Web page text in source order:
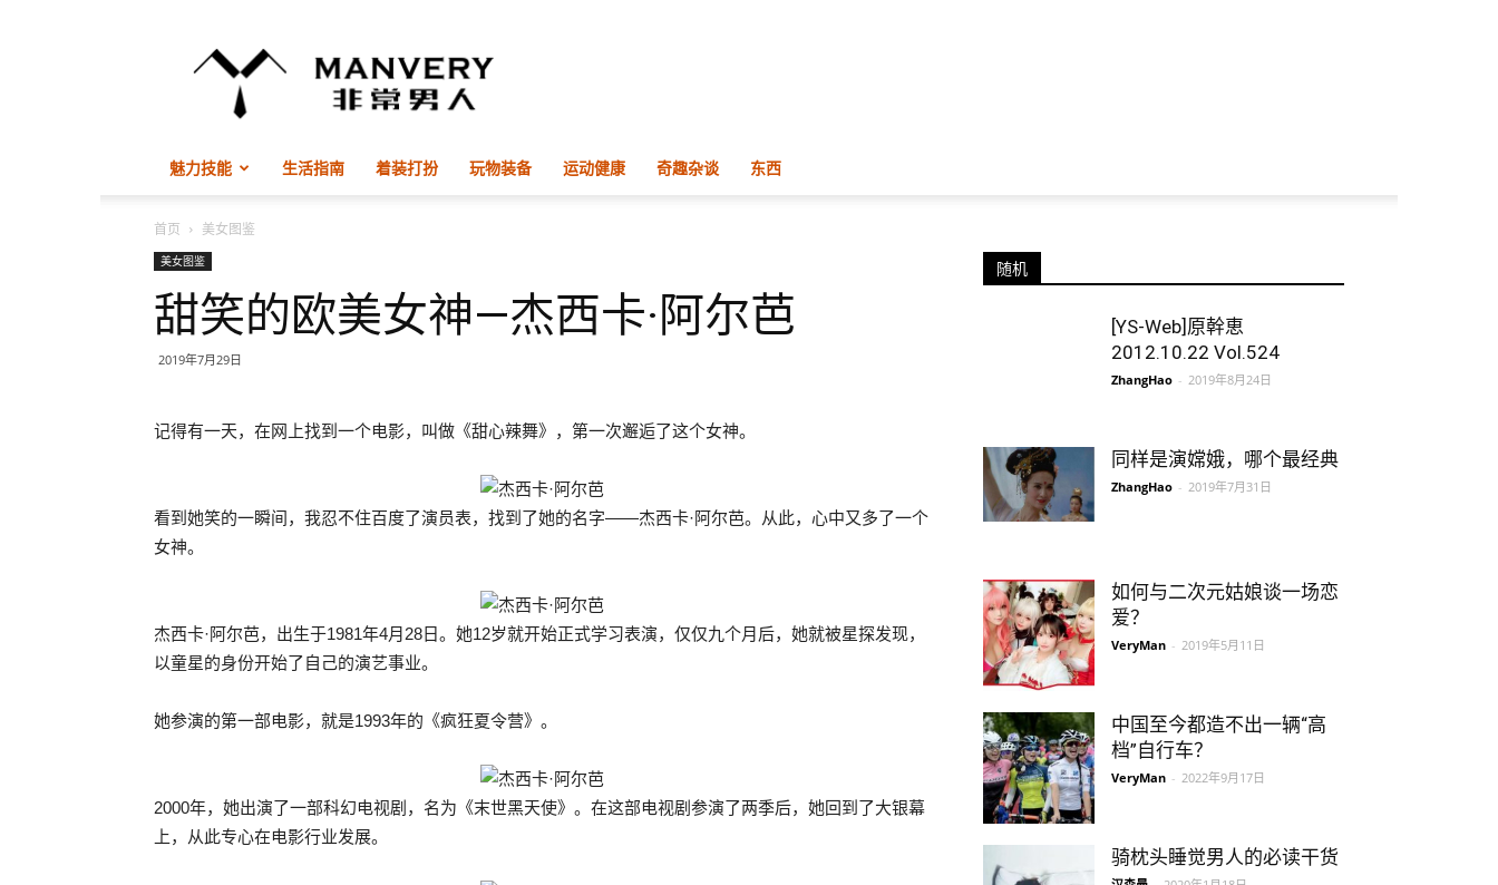
常
魅力技能
生活指南 着装打扮 玩物装备 运动健康 奇趣杂谈 东西
首页 美女图鉴
美女图鉴
甜笑的欧美女神—杰西卡·阿尔芭
2019年7月29日
记得有一天，在网上找到一个电影，叫做《甜心辣舞》，第一次邂逅了这个女神。
看到她笑的一瞬间，我忍不住百度了演员表，找到了她的名字——杰西卡·阿尔芭。从此，心中又多了一个
女神。
杰西卡·阿尔芭，出生于1981年4月28日。她12岁就开始正式学习表演，仅仅九个月后，她就被星探发现，
以童星的身份开始了自己的演艺事业。
她参演的第一部电影，就是1993年的《疯狂夏令营》。
2000年，她出演了一部科幻电视剧，名为《末世黑天使》。在这部电视剧参演了两季后，她回到了大银幕
上，从此专心在电影行业发展。
随机
[YS-Web]原幹恵
2012.10.22 Vol.524
ZhangHao - 2019年8月24日
同样是演嫦娥，哪个最经典
ZhangHao - 2019年7月31日
如何与二次元姑娘谈一场恋
爱？
VeryMan - 2019年5月11日
中国至今都造不出一辆“高
档”自行车？
VeryMan - 2022年9月17日
骑枕头睡觉男人的必读干货